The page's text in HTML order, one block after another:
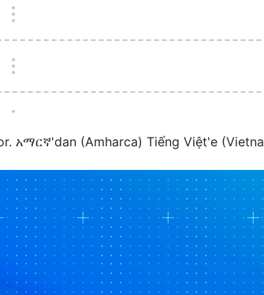
አማርኛ'dan (Amharca) Tiếng Việt'e